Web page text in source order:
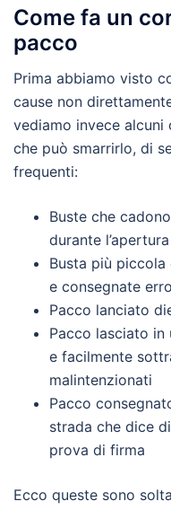
Come fa un
pacco
Prima abbiamo visto
cause non
vediamo invece
che può smarrirlo, di
frequenti:
Buste che
durante
Busta più
e consegnate
Pacco lanciato
Pacco lasciato in
e facilmente
malintenzionati
Pacco
strada che dice
prova di firma
Ecco queste sono